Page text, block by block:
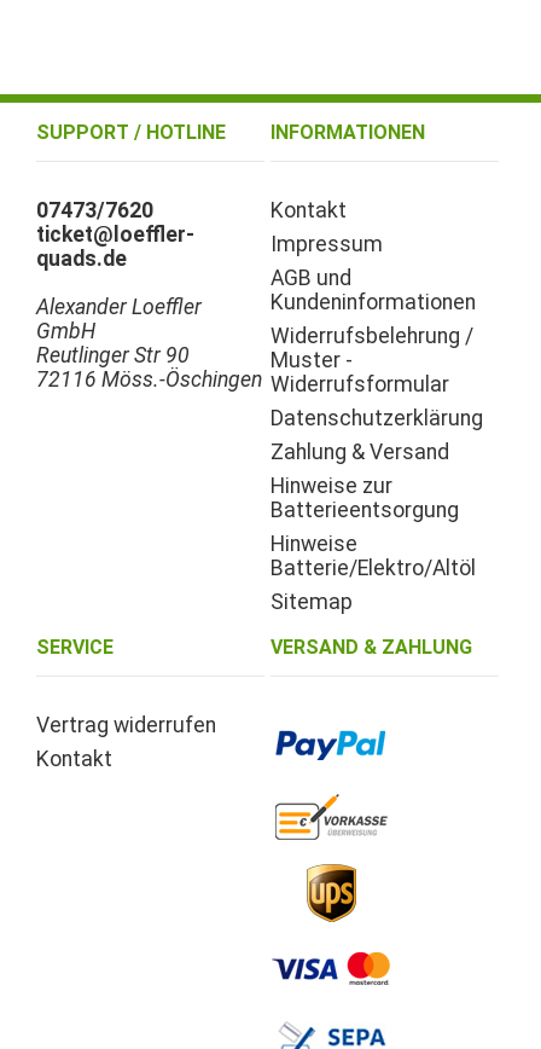
SUPPORT / HOTLINE
07473/7620
ticket@loeffler-
quads.de
Alexander Loeffler
GmbH
Reutlinger Str 90
72116 Möss.-Öschingen
INFORMATIONEN
Kontakt
Impressum
AGB und
Kundeninformationen
Widerrufsbelehrung /
Muster -
Widerrufsformular
Datenschutzerklärung
Zahlung & Versand
Hinweise zur
Batterieentsorgung
Hinweise
Batterie/Elektro/Altöl
Sitemap
SERVICE
Vertrag widerrufen
Kontakt
VERSAND & ZAHLUNG